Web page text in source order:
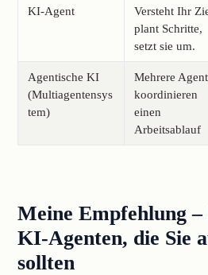
KI-Agent
Versteht Ihr
plant Schritte,
setzt sie um.
Agentische KI
(Multiagentensys
tem)
Mehrere
koordinieren
einen
Arbeitsablauf
Meine Empfehlung –
KI-Agenten, die Sie
sollten